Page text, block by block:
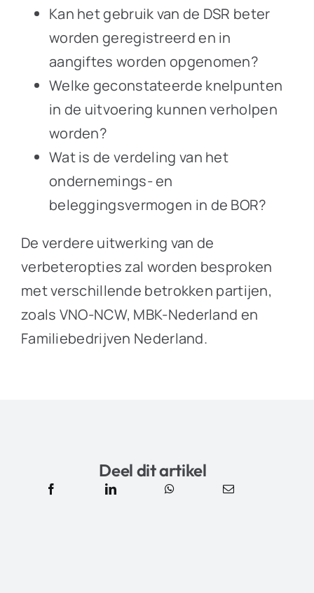
Kan het gebruik van de DSR beter
worden geregistreerd en in
aangiftes worden opgenomen?
Welke geconstateerde knelpunten
in de uitvoering kunnen verholpen
worden?
Wat is de verdeling van het
ondernemings- en
beleggingsvermogen in de BOR?
De verdere uitwerking van de
verbeteropties zal worden besproken
met verschillende betrokken partijen,
zoals VNO-NCW, MBK-Nederland en
Familiebedrijven Nederland.
Deel dit artikel